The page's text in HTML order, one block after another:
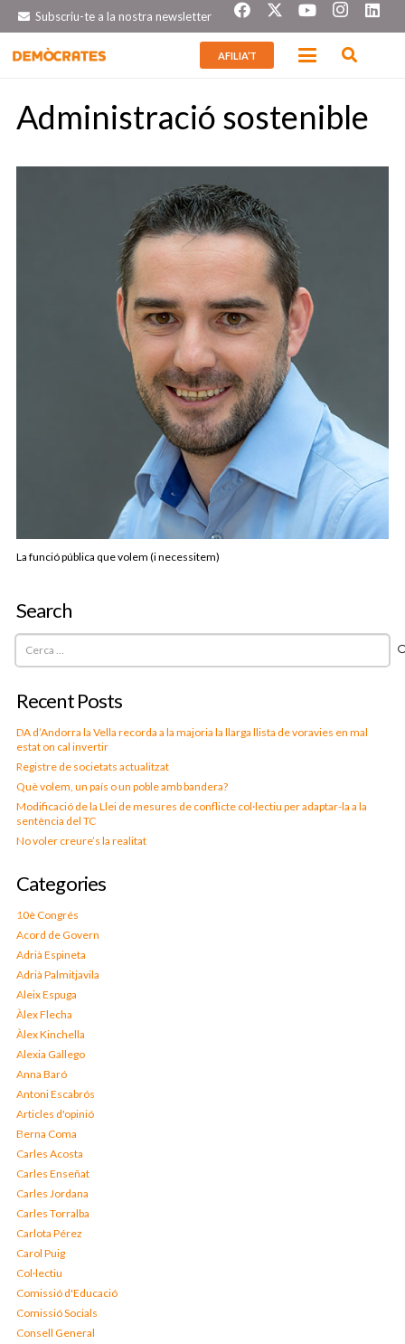
Subscriu-te a la nostra newsletter
AFILIA’T
Administració sostenible
La funció pública que volem (i necessitem)
Search
Cerca:
Recent Posts
DA d’Andorra la Vella recorda a la majoria la llarga llista de voravies en mal
estat on cal invertir
Registre de societats actualitzat
Què volem, un país o un poble amb bandera?
Modificació de la Llei de mesures de conflicte col·lectiu per adaptar-la a la
sentència del TC
No voler creure’s la realitat
Categories
10è Congrés
Acord de Govern
Adrià Espineta
Adrià Palmitjavila
Aleix Espuga
Àlex Flecha
Àlex Kinchella
Alexia Gallego
Anna Baró
Antoni Escabrós
Articles d'opinió
Berna Coma
Carles Acosta
Carles Enseñat
Carles Jordana
Carles Torralba
Carlota Pérez
Carol Puig
Col·lectiu
Comissió d'Educació
Comissió Socials
Consell General